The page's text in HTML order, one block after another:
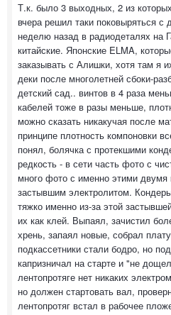
Т.к. было 3 выходных, 2 из
вчера решил таки поковыряться с
неделю назад в радиодеталях на
китайские. Японские ELMA,
заказывать с Алишки, хотя там я
деки после многолетней сбоки-
детский сад.. винтов в 4 раза
кабелей тоже в разы меньше,
можно сказать никакучая после
принципе плотность компоновки
понял, болячка с протекшими
редкость - в сети часть фото с
много фото с именно этими
застывшим электролитом.
тяжко именно из-за этой
их как клей. Выпаял, зачистил
хрень, запаял новые, собрал
подкассетники стали бодро, но
капризничал на старте и "не
лентопротяге нет никаких
но должен стартовать вал,
лентопротяг встал в рабочее